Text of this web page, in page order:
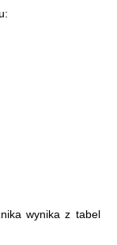
wynika z tabel